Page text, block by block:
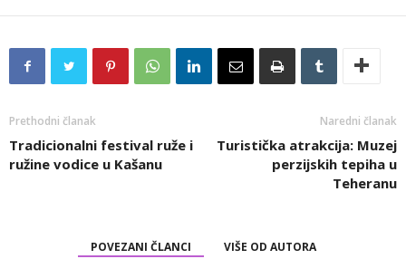
Prethodni članak
Tradicionalni festival ruže i
ružine vodice u Kašanu
Naredni članak
Turistička atrakcija: Muzej
perzijskih tepiha u
Teheranu
POVEZANI ČLANCI VIŠE OD AUTORA